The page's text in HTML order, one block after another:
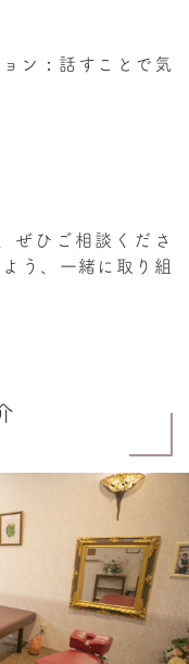
ン ：話すことで気
ぜひご相談くださ
う、一緒に取り組